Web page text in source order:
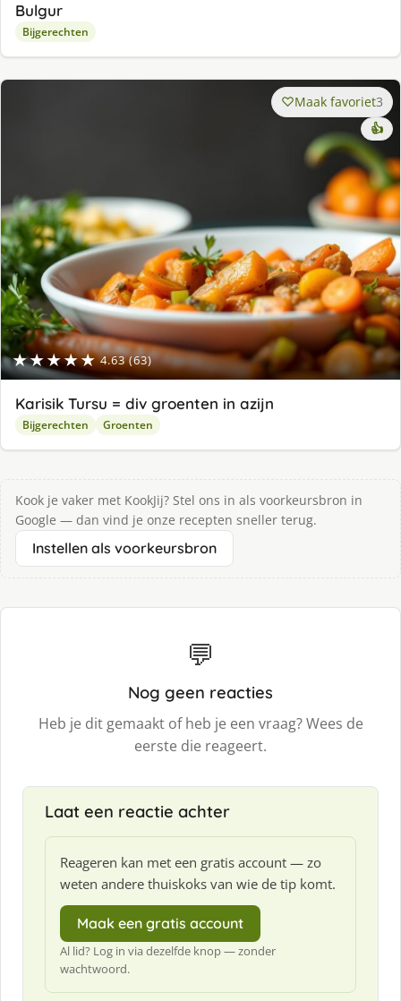
Bulgur
Bijgerechten
★★★★★ 4.63 (63)
Maak favoriet3
👍
Karisik Tursu = div groenten in azijn
Bijgerechten Groenten
Kook je vaker met KookJij? Stel ons in als voorkeursbron in
Google — dan vind je onze recepten sneller terug.
Instellen als voorkeursbron
💬
Nog geen reacties
Heb je dit gemaakt of heb je een vraag? Wees de
eerste die reageert.
Laat een reactie achter
Reageren kan met een gratis account — zo
weten andere thuiskoks van wie de tip komt.
Maak een gratis account
Al lid? Log in via dezelfde knop — zonder
wachtwoord.